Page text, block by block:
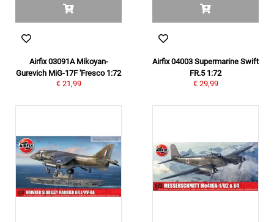
Airfix 03091A Mikoyan-
Gurevich MiG-17F 'Fresco 1:72
€ 21,99
Airfix 04003 Supermarine Swift
FR.5 1:72
€ 29,99